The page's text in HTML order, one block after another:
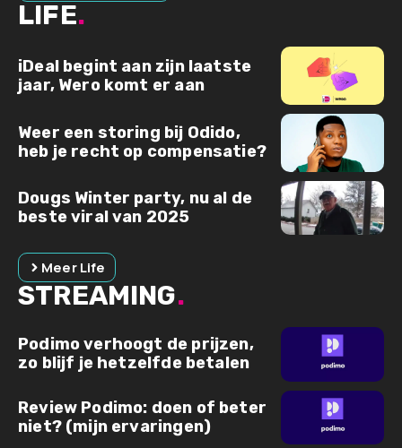
LIFE.
iDeal begint aan zijn laatste
jaar, Wero komt er aan
Weer een storing bij Odido,
heb je recht op compensatie?
Dougs Winter party, nu al de
beste viral van 2025
Meer Life
STREAMING.
Podimo verhoogt de prijzen,
zo blijf je hetzelfde betalen
Review Podimo: doen of beter
niet? (mijn ervaringen)